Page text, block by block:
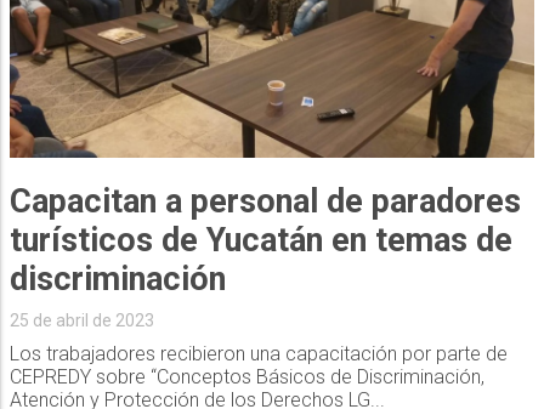
Capacitan a personal de paradores
turísticos de Yucatán en temas de
discriminación
25 de abril de 2023
Los trabajadores recibieron una capacitación por parte de
CEPREDY sobre “Conceptos Básicos de Discriminación,
Atención y Protección de los Derechos LG...